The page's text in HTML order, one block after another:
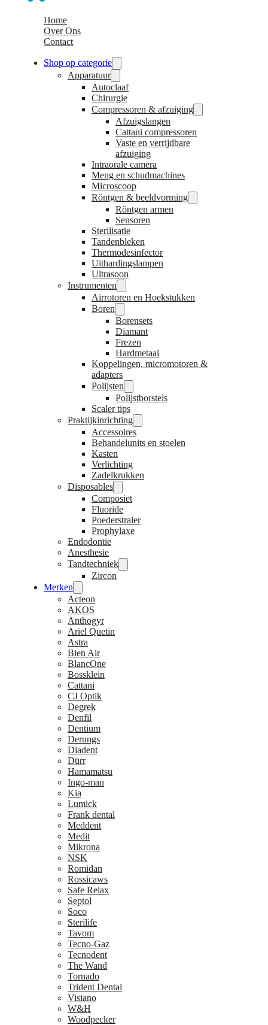
Home
Over Ons
Contact
Shop op categorie
Apparatuur
Autoclaaf
Chirurgie
Compressoren & afzuiging
Afzuigslangen
Cattani compressoren
Vaste en verrijdbare
afzuiging
Intraorale camera
Meng en schudmachines
Microscoop
Röntgen & beeldvorming
Röntgen armen
Sensoren
Sterilisatie
Tandenbleken
Thermodesinfector
Uithardingslampen
Ultrasoon
Instrumenten
Airrotoren en Hoekstukken
Boren
Borensets
Diamant
Frezen
Hardmetaal
Koppelingen, micromotoren &
adapters
Polijsten
Polijstborstels
Scaler tips
Praktijkinrichting
Accessoires
Behandelunits en stoelen
Kasten
Verlichting
Zadelkrukken
Disposables
Composiet
Fluoride
Poederstraler
Prophylaxe
Endodontie
Anesthesie
Tandtechniek
Zircon
Merken
Acteon
AKOS
Anthogyr
Ariel Quetin
Astra
Bien Air
BlancOne
Bossklein
Cattani
CJ Optik
Degrek
Denfil
Dentium
Derungs
Diadent
Dürr
Hamamatsu
Ingo-man
Kia
Lumick
Frank dental
Meddent
Medit
Mikrona
NSK
Romidan
Rossicaws
Safe Relax
Septol
Soco
Sterilife
Tavom
Tecno-Gaz
Tecnodent
The Wand
Tornado
Trident Dental
Visiano
W&H
Woodpecker